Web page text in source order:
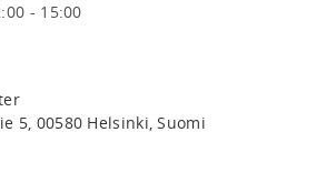
- 15:00
5, 00580 Helsinki, Suomi